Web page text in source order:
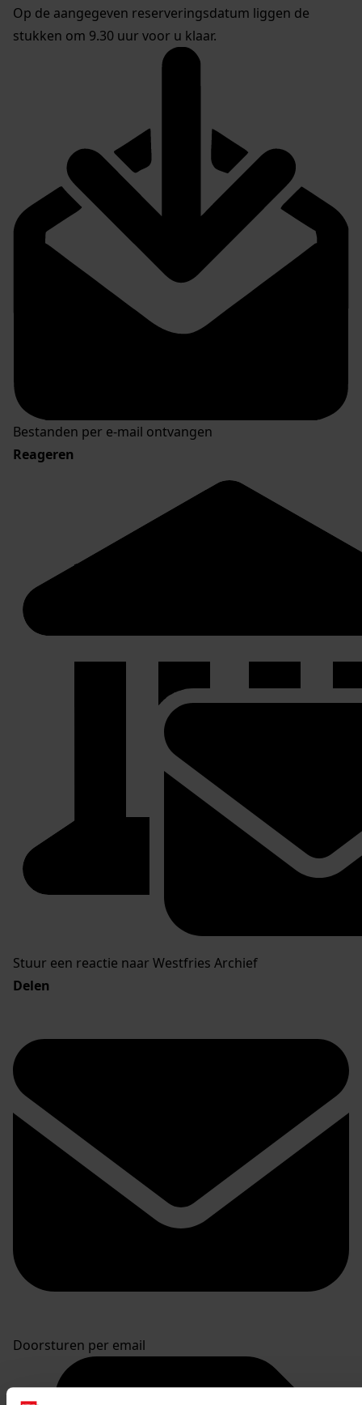
Op de aangegeven reserveringsdatum liggen de
stukken om 9.30 uur voor u klaar.
Bestanden per e-mail ontvangen
Reageren
Stuur een reactie naar Westfries Archief
Delen
Doorsturen per email